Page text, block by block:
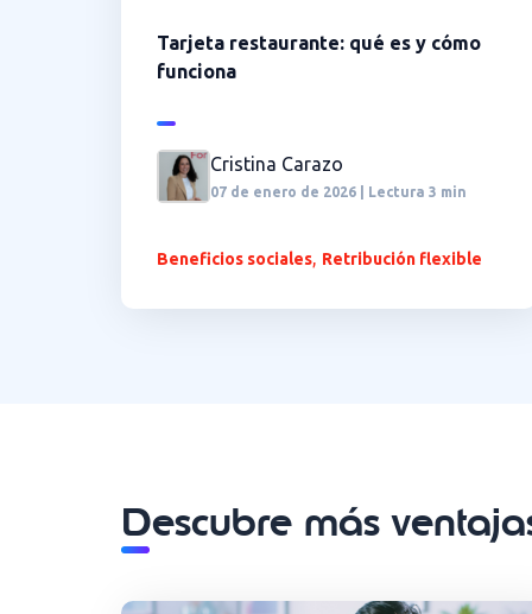
Tarjeta restaurante: qué es y cómo
funciona
Cristina Carazo
07 de enero de 2026 | Lectura 3 min
Beneficios sociales Retribución flexible
Descubre más